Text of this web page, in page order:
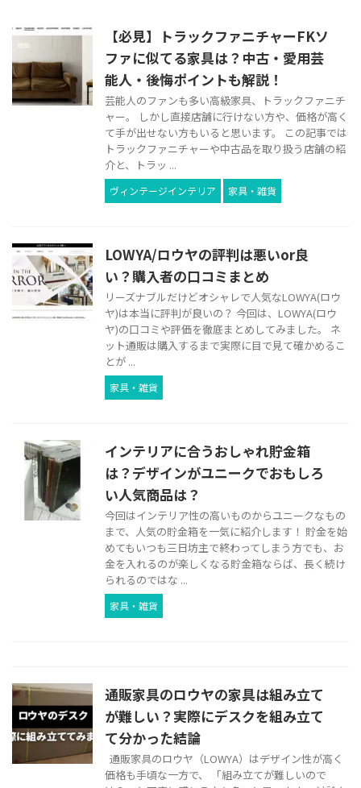
【必見】トラックファニチャーFKソ
ファに似てる家具は？中古・愛用芸
能人・後悔ポイントも解説！
芸能人のファンも多い高級家具、トラックファニチ
ャー。 しかし直接店舗に行けない方や、価格が高く
て手が出せない方もいると思います。 この記事では
トラックファニチャーや中古品を取り扱う店舗の紹
介と、トラッ ...
ヴィンテージインテリア 家具・雑貨
LOWYA/ロウヤの評判は悪いor良
い？購入者の口コミまとめ
リーズナブルだけどオシャレで人気なLOWYA(ロウ
ヤ)は本当に評判が良いの？ 今回は、LOWYA(ロウ
ヤ)の口コミや評価を徹底まとめしてみました。 ネ
ット通販は購入するまで実際に目で見て確かめるこ
とが ...
家具・雑貨
インテリアに合うおしゃれ貯金箱
は？デザインがユニークでおもしろ
い人気商品は？
今回はインテリア性の高いものからユニークなもの
まで、人気の貯金箱を一気に紹介します！ 貯金を始
めてもいつも三日坊主で終わってしまう方でも、お
金を入れるのが楽しくなる貯金箱ならば、長く続け
られるのではな ...
家具・雑貨
通販家具のロウヤの家具は組み立て
が難しい？実際にデスクを組み立て
て分かった結論
通販家具のロウヤ（LOWYA）はデザイン性が高く
価格も手頃な一方で、 「組み立てが難しいので